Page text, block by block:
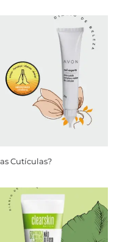
Cutículas?